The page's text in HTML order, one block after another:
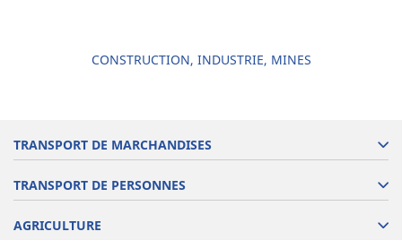
CONSTRUCTION, INDUSTRIE, MINES
TRANSPORT DE MARCHANDISES
TRANSPORT DE PERSONNES
AGRICULTURE